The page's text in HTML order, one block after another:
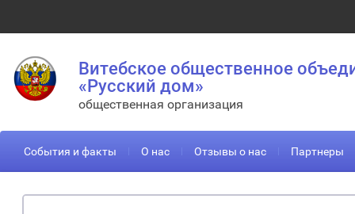
Витебское общественное
«Русский дом»
общественная организация
События и факты О нас Отзывы о нас Партнеры